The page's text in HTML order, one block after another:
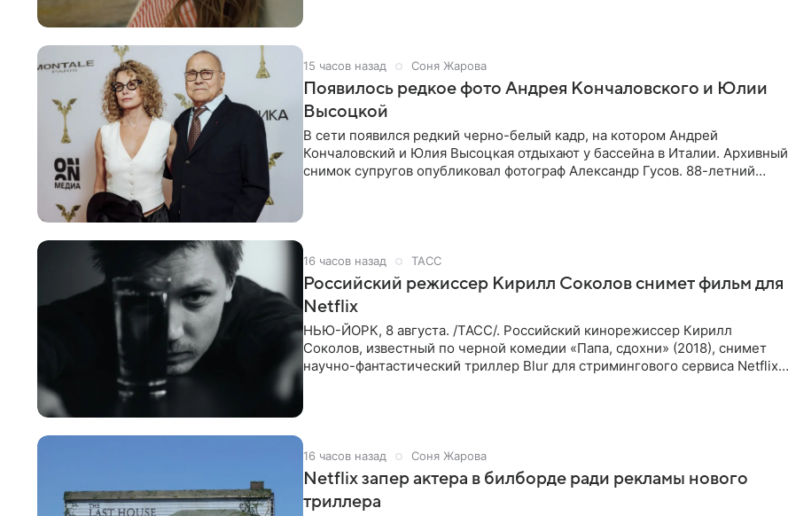
15 часов назад Соня Жарова
Появилось редкое фото Андрея Кончаловского и Юлии
Высоцкой
В сети появился редкий черно-белый кадр, на котором Андрей
Кончаловский и Юлия Высоцкая отдыхают у бассейна в Италии. Архивный
снимок супругов опубликовал фотограф Александр Гусов. 88-летний
16 часов назад ТАСС
Российский режиссер Кирилл Соколов снимет фильм для
Netflix
НЬЮ-ЙОРК, 8 августа. /ТАСС/. Российский кинорежиссер Кирилл
Соколов, известный по черной комедии «Папа, сдохни» (2018), снимет
научно-фантастический триллер Blur для стримингового сервиса Netflix.
16 часов назад Соня Жарова
Netflix запер актера в билборде ради рекламы нового
триллера